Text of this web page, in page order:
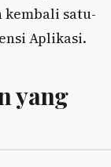
kembali satu-
Aplikasi.
yang